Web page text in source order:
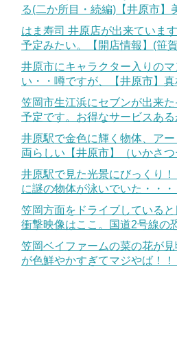
る(二か所目・続編)【井原市】
はま寿司 井原店が出来ていま
予定みたい。【開店情報】(笹
井原市にキャラクター入りの
い・・噂ですが、【井原市】真
笠岡市生江浜にセブンが出来
予定です。お得なサービスある
井原駅で金色に輝く物体、ア
両らしい【井原市】（いかさつ
井原駅で見た光景にびっくり
に謎の物体が泳いでいた・・・
笠岡方面をドライブしている
衝撃映像はここ。国道2号線の
笠岡ベイファームの菜の花が
が色鮮やかすぎてマジやば！！